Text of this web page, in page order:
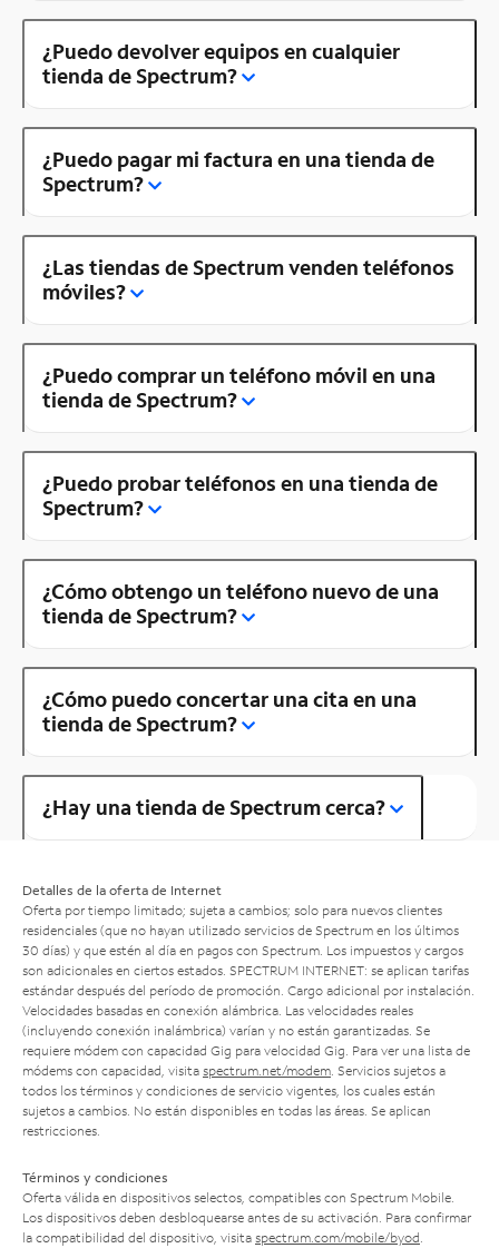
¿Puedo devolver equipos en cualquier
tienda de Spectrum?
¿Puedo pagar mi factura en una tienda de
Spectrum?
¿Las tiendas de Spectrum venden teléfonos
móviles?
¿Puedo comprar un teléfono móvil en una
tienda de Spectrum?
¿Puedo probar teléfonos en una tienda de
Spectrum?
¿Cómo obtengo un teléfono nuevo de una
tienda de Spectrum?
¿Cómo puedo concertar una cita en una
tienda de Spectrum?
¿Hay una tienda de Spectrum cerca?
Detalles de la oferta de Internet
Oferta por tiempo limitado; sujeta a cambios; solo para nuevos clientes
residenciales (que no hayan utilizado servicios de Spectrum en los últimos
30 días) y que estén al día en pagos con Spectrum. Los impuestos y cargos
son adicionales en ciertos estados. SPECTRUM INTERNET: se aplican tarifas
estándar después del período de promoción. Cargo adicional por instalación.
Velocidades basadas en conexión alámbrica. Las velocidades reales
(incluyendo conexión inalámbrica) varían y no están garantizadas. Se
requiere módem con capacidad Gig para velocidad Gig. Para ver una lista de
módems con capacidad, visita spectrum.net/modem . Servicios sujetos a
todos los términos y condiciones de servicio vigentes, los cuales están
sujetos a cambios. No están disponibles en todas las áreas. Se aplican
restricciones.
Términos y condiciones
Oferta válida en dispositivos selectos, compatibles con Spectrum Mobile.
Los dispositivos deben desbloquearse antes de su activación. Para confirmar
la compatibilidad del dispositivo, visita spectrum.com/mobile/byod